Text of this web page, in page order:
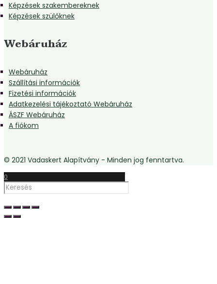
Képzések szakembereknek
Képzések szülőknek
Webáruház
Webáruház
Szállítási információk
Fizetési információk
Adatkezelési tájékoztató Webáruház
ÁSZF Webáruház
A fiókom
© 2021 Vadaskert Alapítvány - Minden jog fenntartva.
0